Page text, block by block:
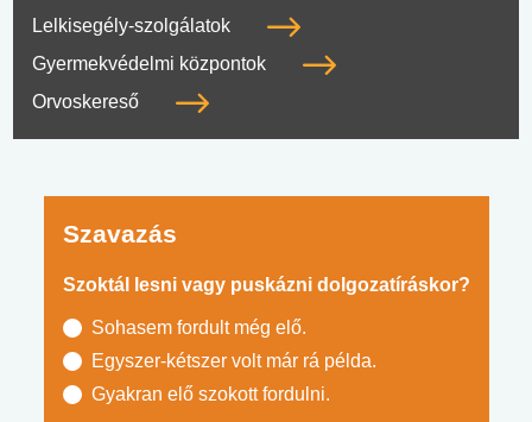
Lelkisegély-szolgálatok
Gyermekvédelmi központok
Orvoskereső
Szavazás
Szoktál lesni vagy puskázni dolgozatíráskor?
Sohasem fordult még elő.
Egyszer-kétszer volt már rá példa.
Gyakran elő szokott fordulni.